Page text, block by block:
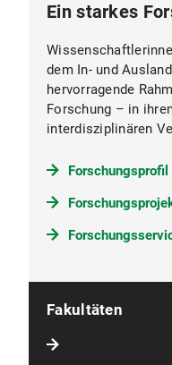
Ein starkes
dem In- und
hervorragende
Forschung – in
interdisziplinären
Forschungsprofil
Fakultäten